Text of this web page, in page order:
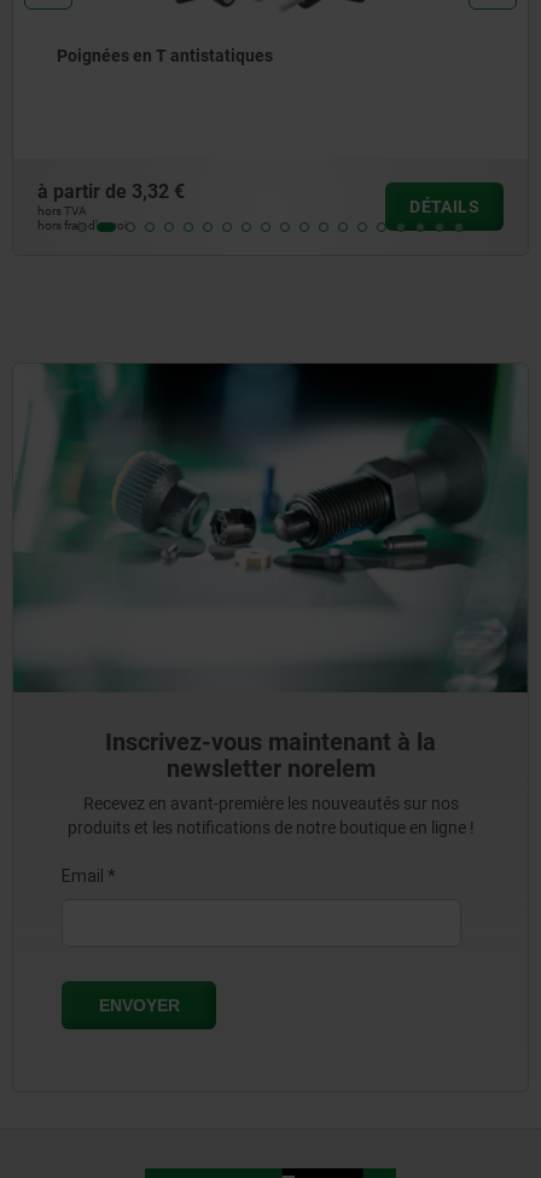
Poignées en T en thermoplastique
à partir de 1,65 €
hors TVA
hors frais d’envoi
DÉTAILS
Inscrivez-vous maintenant à la
newsletter norelem
Recevez en avant-première les nouveautés sur nos
produits et les notifications de notre boutique en ligne !